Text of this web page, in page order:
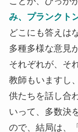
み、プランクト
どこにも答えは
多種多様な意見
それぞれが、そ
教師もいますし
供たちを話し合
いって、多数決
ので、結局は、